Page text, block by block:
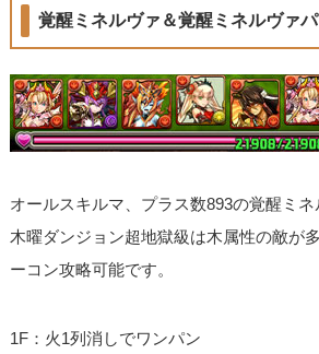
覚醒ミネルヴァ＆覚醒ミネルヴァパ
オールスキルマ、プラス数893の覚醒ミネ
木曜ダンジョン超地獄級は木属性の敵が
ーコン攻略可能です。
1F：火1列消しでワンパン